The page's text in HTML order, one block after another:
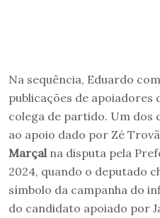
Na sequência, Eduardo
publicações de
colega de partido. Um dos
ao apoio dado por Zé
Marçal na disputa pela
2024, quando o deputado
símbolo da campanha do
do candidato apoiado por